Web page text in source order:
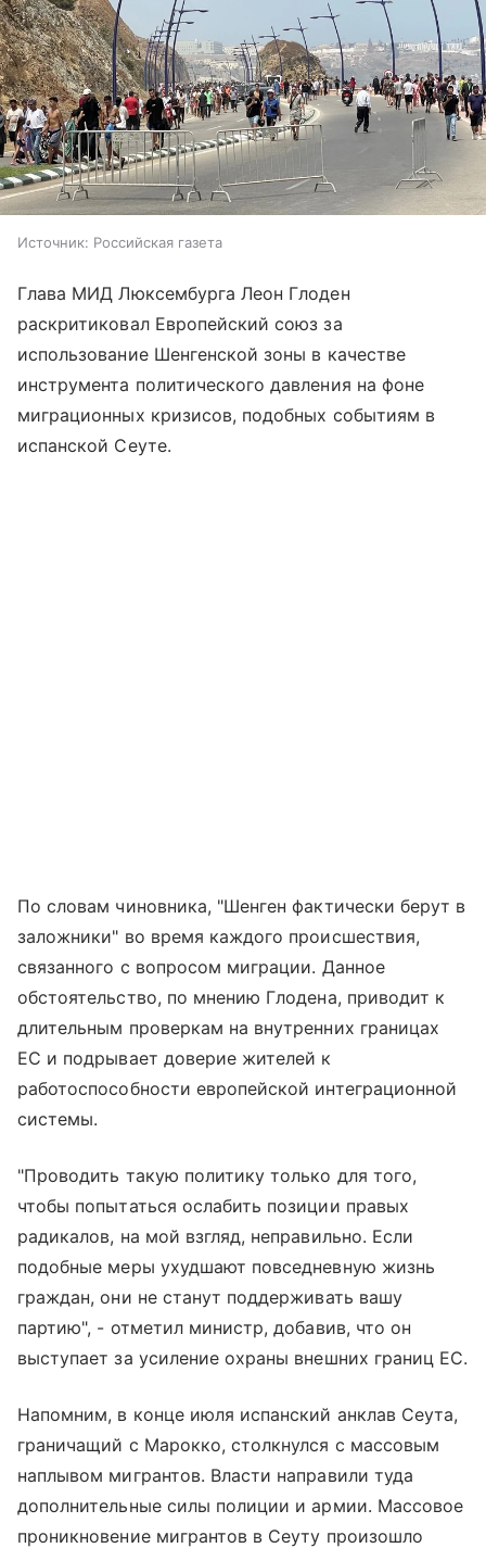
Источник: Российская газета
Глава МИД Люксембурга Леон Глоден
раскритиковал Европейский союз за
использование Шенгенской зоны в качестве
инструмента политического давления на фоне
миграционных кризисов, подобных событиям в
испанской Сеуте.
По словам чиновника, "Шенген фактически берут в
заложники" во время каждого происшествия,
связанного с вопросом миграции. Данное
обстоятельство, по мнению Глодена, приводит к
длительным проверкам на внутренних границах
ЕС и подрывает доверие жителей к
работоспособности европейской интеграционной
системы.
"Проводить такую политику только для того,
чтобы попытаться ослабить позиции правых
радикалов, на мой взгляд, неправильно. Если
подобные меры ухудшают повседневную жизнь
граждан, они не станут поддерживать вашу
партию", - отметил министр, добавив, что он
выступает за усиление охраны внешних границ ЕС.
Напомним, в конце июля испанский анклав Сеута,
граничащий с Марокко, столкнулся с массовым
наплывом мигрантов. Власти направили туда
дополнительные силы полиции и армии. Массовое
проникновение мигрантов в Сеуту произошло